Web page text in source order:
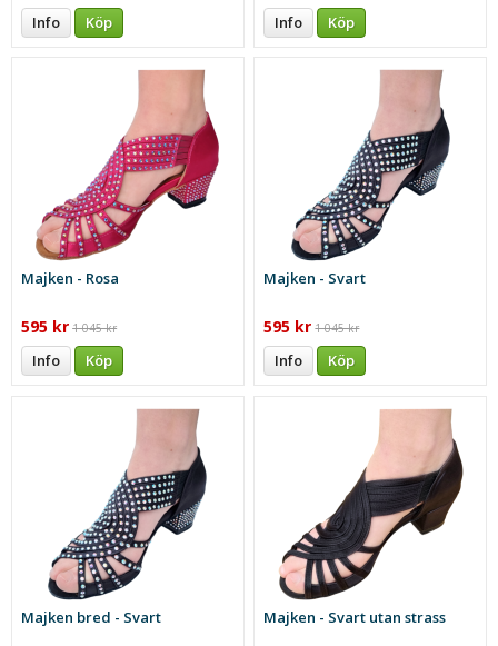
Info Köp Info Köp
Majken - Rosa
595 kr 1 045 kr
Info Köp
Majken - Svart
595 kr 1 045 kr
Info Köp
Majken bred - Svart Majken - Svart utan strass